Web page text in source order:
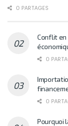
0 PARTAGES
Conflit en
0
0
Pourquoi